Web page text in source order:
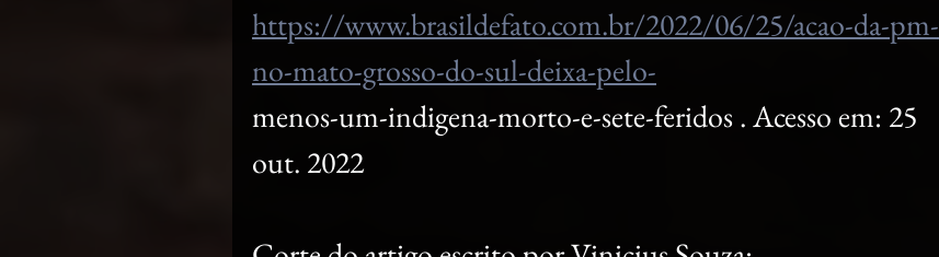
https://www.brasildefato.com.br/2022/06/25/acao-da-pm-
no-mato-grosso-do-sul-deixa-pelo-
menos-um-indigena-morto-e-sete-feridos . Acesso em: 25
out. 2022